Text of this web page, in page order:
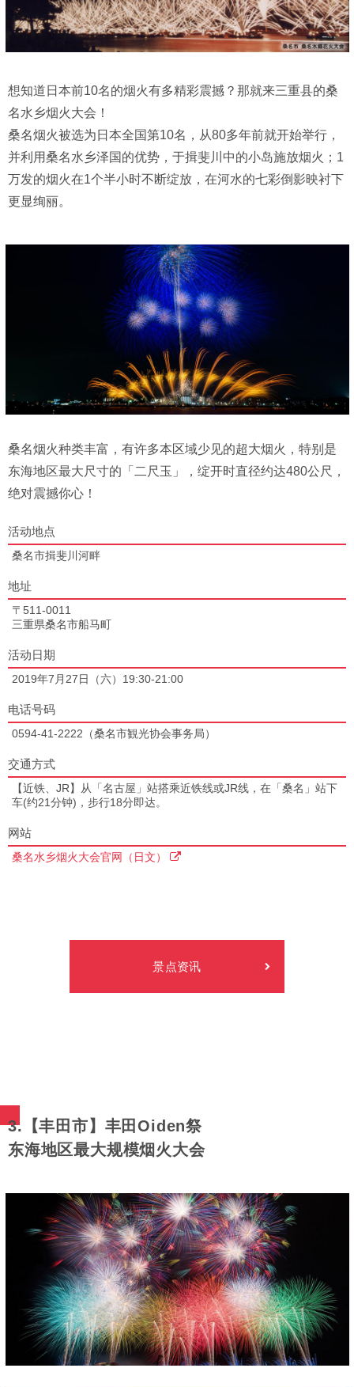
想知道日本前10名的烟火有多精彩震撼？那就来三重县的桑
名水乡烟火大会！
桑名烟火被选为日本全国第10名，从80多年前就开始举行，
并利用桑名水乡泽国的优势，于揖斐川中的小岛施放烟火；1
万发的烟火在1个半小时不断绽放，在河水的七彩倒影映衬下
更显绚丽。
桑名烟火种类丰富，有许多本区域少见的超大烟火，特别是
东海地区最大尺寸的「二尺玉」，绽开时直径约达480公尺，
绝对震撼你心！
活动地点
桑名市揖斐川河畔
地址
〒511-0011
三重県桑名市船马町
活动日期
2019年7月27日（六）19:30-21:00
电话号码
0594-41-2222（桑名市観光协会事务局）
交通方式
【近铁、JR】从「名古屋」站搭乘近铁线或JR线，在「桑名」站下
车(约21分钟)，步行18分即达。
网站
桑名水乡烟火大会官网（日文）
景点资讯
3.【丰田市】丰田Oiden祭
东海地区最大规模烟火大会